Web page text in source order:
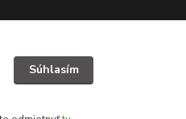
Súhlasím